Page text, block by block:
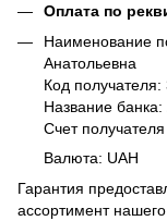
Оплата по
Наименование
Анатольевна
Код
Название
Счет
Валюта: UAH
Гарантия
ассортимент